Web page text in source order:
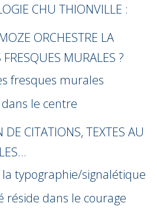
CHU THIONVILLE :
ORCHESTRE LA
MURALES ?
fresques murales
le centre
DE CITATIONS, TEXTES AU
la typographie/signalétique
réside dans le courage